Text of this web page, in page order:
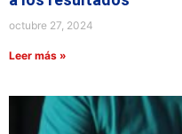
octubre 27, 2024
Leer más »